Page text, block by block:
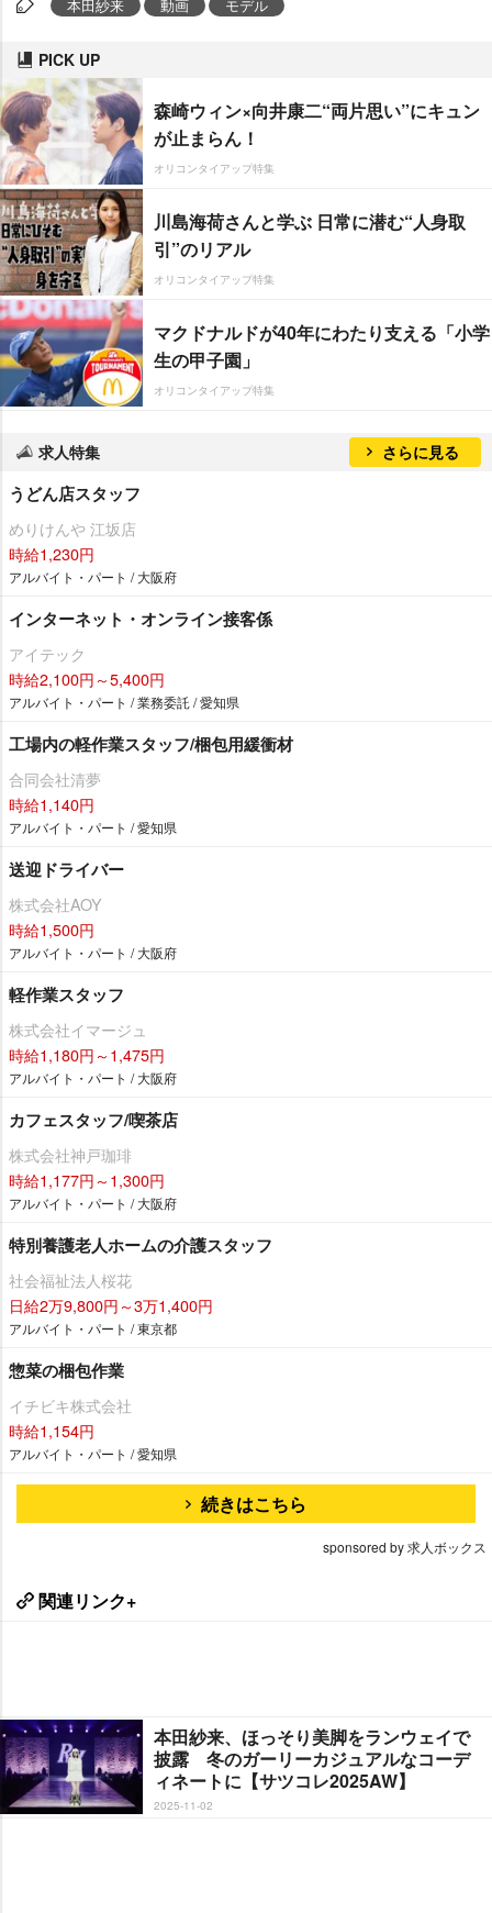
本田紗来 動画 モデル
PICK UP
森崎ウィン×向井康二“両片思い”にキュン
が止まらん！
オリコンタイアップ特集
川島海荷さんと学ぶ 日常に潜む“人身取
引”のリアル
オリコンタイアップ特集
マクドナルドが40年にわたり支える「小学
生の甲子園」
オリコンタイアップ特集
求人特集 さらに見る
うどん店スタッフ
めりけんや 江坂店
時給1,230円
アルバイト・パート / 大阪府
インターネット・オンライン接客係
アイテック
時給2,100円～5,400円
アルバイト・パート / 業務委託 / 愛知県
工場内の軽作業スタッフ/梱包用緩衝材
合同会社清夢
時給1,140円
アルバイト・パート / 愛知県
送迎ドライバー
株式会社AOY
時給1,500円
アルバイト・パート / 大阪府
軽作業スタッフ
株式会社イマージュ
時給1,180円～1,475円
アルバイト・パート / 大阪府
カフェスタッフ/喫茶店
株式会社神戸珈琲
時給1,177円～1,300円
アルバイト・パート / 大阪府
特別養護老人ホームの介護スタッフ
社会福祉法人桜花
日給2万9,800円～3万1,400円
アルバイト・パート / 東京都
惣菜の梱包作業
イチビキ株式会社
時給1,154円
アルバイト・パート / 愛知県
続きはこちら
sponsored by 求人ボックス
関連リンク+
本田紗来、ほっそり美脚をランウェイで
披露 冬のガーリーカジュアルなコーデ
ィネートに【サツコレ2025AW】
2025-11-02